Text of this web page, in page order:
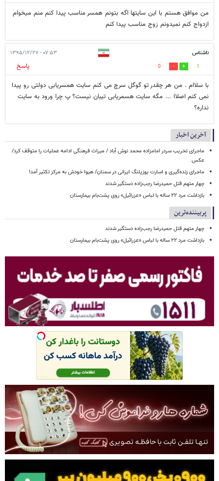
من موافق هستم با این سایتها اگه بتونم همسر مناسب پیدا کنم منم میخوام
ازدواج کنم نمیدونم زوج مناسب پیدا کنم
ناشناس ۰۷:۵۳ - ۱۳۹۵/۱۲/۲۷
1
0
پاسخ
با سلاام . من هر چقدر تو گوگل سرچ می کنم سایت همسریابی دولتی رو پیدا
نمی کنم اصلاا ... مگه سایت هسمریابی تیبان نیست؟ پ چرا ورود به سایت
نداره؟
آخرین اخبار
ماجرای تخریب سردر امامزاده محمد نوش ‌آباد / میراث فرهنگی ادامه عملیات را متوقف کرد/
عکس
ماجرای زنده‌گیری و اسارت یوزپلنگ ایرانی در سمنان/ هیوا خودش به مرکز تکثیر آمد!
چهار متهم قتل حمیدرضا رجب‌زاده دستگیر شدند
بازداشت مرد ۲۲ ساله با لباس «عزرائیل» روی پشت‌بام بیمارستان
پربیننده‌ترین
چهار متهم قتل حمیدرضا رجب‌زاده دستگیر شدند
بازداشت مرد ۲۲ ساله با لباس «عزرائیل» روی پشت‌بام بیمارستان